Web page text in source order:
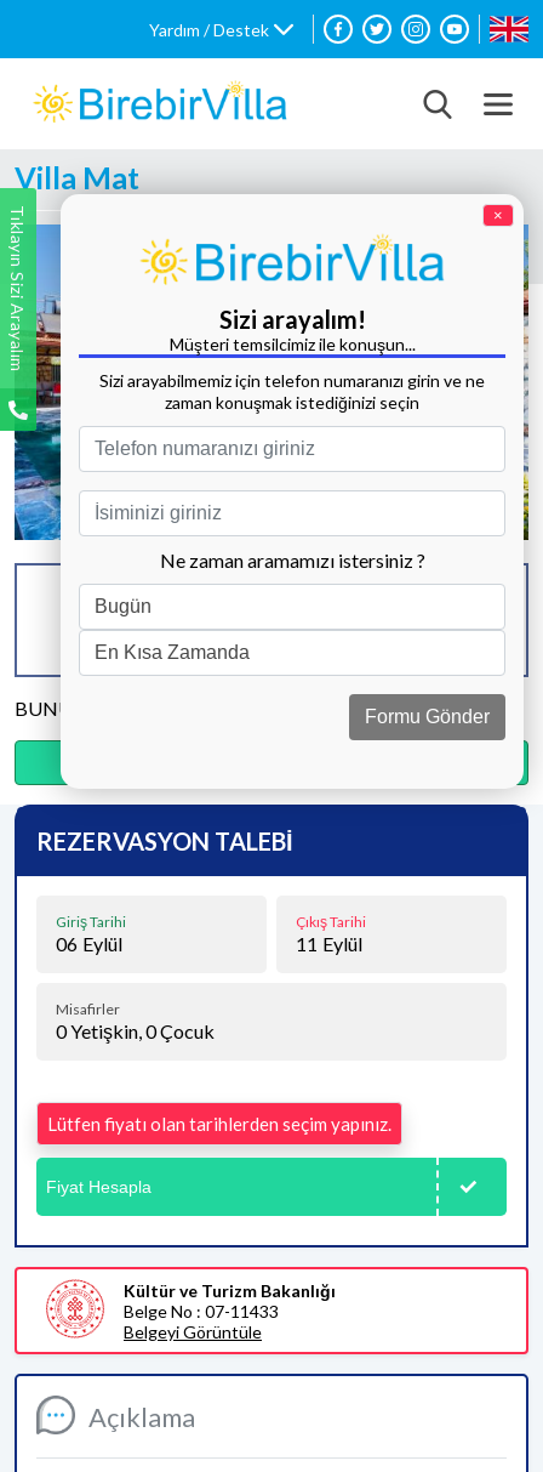
Yardım / Destek
Villa Mat
Tüm Fotoğrafları Göster
KAPASİTE
6 KİŞİ
BANYO & WC
3 ADET
YATAK ODASI
BUNU PAYLAŞ
Açıklama
REZERVASYON TALEBİ
Giriş Tarihi
06 Eylül
Çıkış Tarihi
11 Eylül
Misafirler
0Yetişkin,0Çocuk
Lütfen fiyatı olan tarihlerden seçim yapınız.
Fiyat Hesapla
Kültür ve Turizm Bakanlığı
Belge No : 07-11433
Belgeyi Görüntüle
Tıklayın Sizi Arayalım ×
Sizi arayalım!
Müşteri temsilcimiz ile konuşun...
Sizi arayabilmemiz için telefon numaranızı girin ve ne
zaman konuşmak istediğinizi seçin
Ne zaman aramamızı istersiniz ?
Formu Gönder